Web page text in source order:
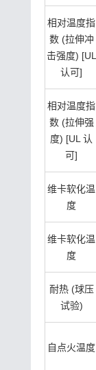
相对温度指
数 (拉伸冲
击强度) [UL
认可]
相对温度指
数 (拉伸强
度) [UL 认
可]
维卡软化温
度
维卡软化温
度
耐热 (球压
试验)
自点火温度